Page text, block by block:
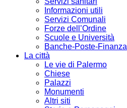
Informazioni utili
Servizi Comunali
Forze dell’Ordine
Scuole e Università
Banche-Poste-Finanza
La città
Le vie di Palermo
Chiese
Palazzi
Monumenti
Altri siti